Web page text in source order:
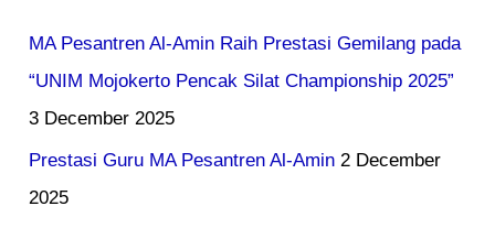
MA Pesantren Al-Amin Raih Prestasi Gemilang pada
“UNIM Mojokerto Pencak Silat Championship 2025”
3 December 2025
Prestasi Guru MA Pesantren Al-Amin 2 December
2025